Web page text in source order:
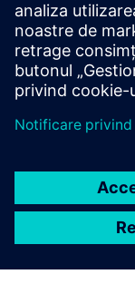
Condiții
niciunul